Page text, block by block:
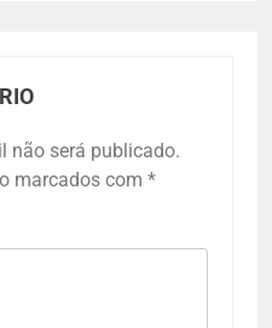
não será publicado.
marcados com *